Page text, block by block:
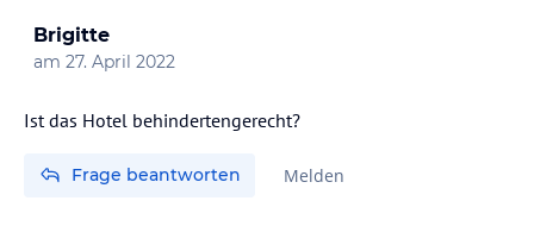
Brigitte
am 27. April 2022
Ist das Hotel behindertengerecht?
Frage beantworten Melden